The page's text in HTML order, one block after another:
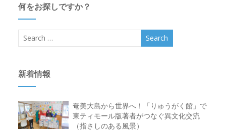
何をお探しですか？
新着情報
奄美大島から世界へ！「りゅうがく館」で
東ティモール版著者がつなぐ異文化交流
（指さしのある風景）